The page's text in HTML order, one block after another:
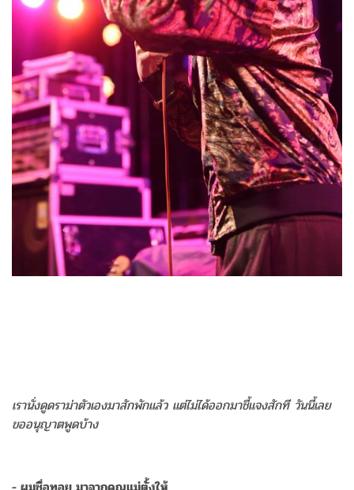
เรานั่งดูดราม่าตัวเองมาสักพักแล้ว แต่ไม่ได้ออกมาชี้แจงสักที วันนี้เลย
ขออนุญาตพูดบ้าง